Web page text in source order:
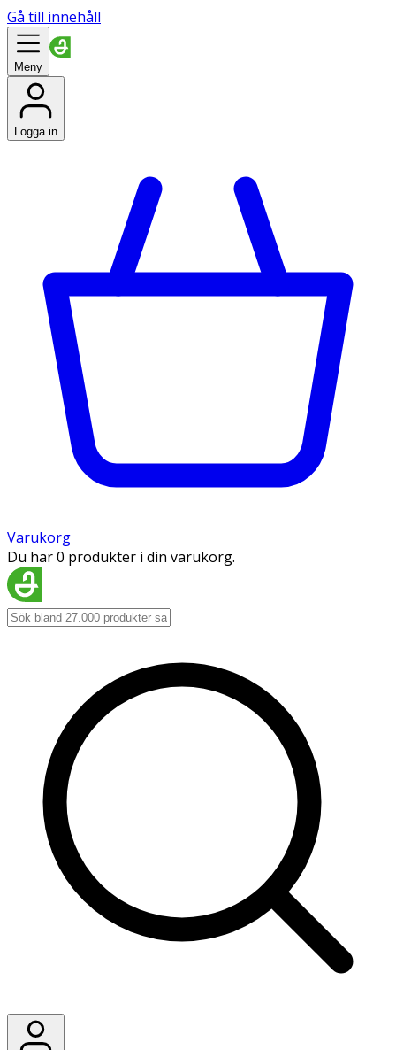
Gå till innehåll
Meny
Logga in
Varukorg
Du har 0 produkter i din varukorg.